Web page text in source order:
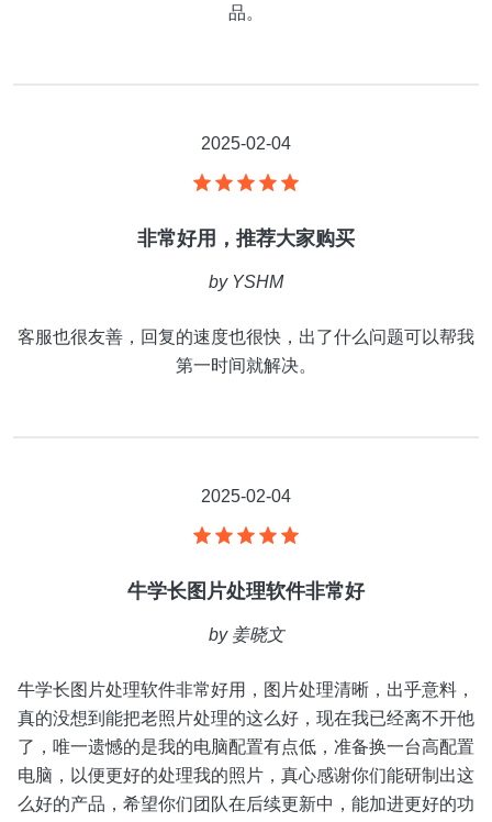
品。
2025-02-04
非常好用，推荐大家购买
by YSHM
客服也很友善，回复的速度也很快，出了什么问题可以帮我
第一时间就解决。
2025-02-04
牛学长图片处理软件非常好
by 姜晓文
牛学长图片处理软件非常好用，图片处理清晰，出乎意料，
真的没想到能把老照片处理的这么好，现在我已经离不开他
了，唯一遗憾的是我的电脑配置有点低，准备换一台高配置
电脑，以便更好的处理我的照片，真心感谢你们能研制出这
么好的产品，希望你们团队在后续更新中，能加进更好的功